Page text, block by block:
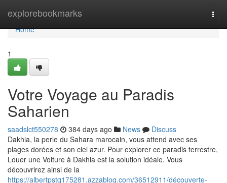
explorebookmarks
Home
Home
1
Votre Voyage au Paradis
Saharien
saadslct550278 384 days ago News
Discuss
Dakhla, la perle du Sahara marocain, vous attend avec ses
plages dorées et son ciel azur. Pour explorer ce paradis terrestre,
Louer une Voiture à Dakhla est la solution idéale. Vous
découvrirez ainsi de la
https://albertpstq175281.azzablog.com/36512911/découverte-